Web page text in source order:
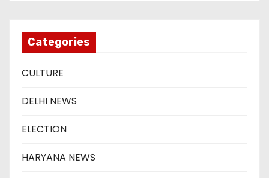
Categories
CULTURE
DELHI NEWS
ELECTION
HARYANA NEWS